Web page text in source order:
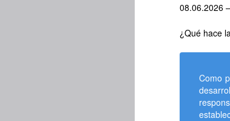
08.06.2026 –
¿Qué hace la
Como